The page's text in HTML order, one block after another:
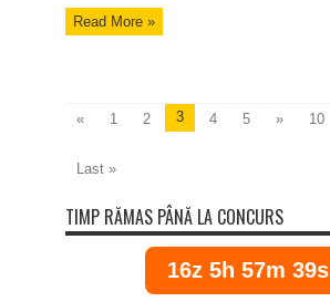
Read More »
« 1 2 3 4 5 »
10
Last »
TIMP RĂMAS PÂNĂ LA CONCURS
16z 5h 57m 38s